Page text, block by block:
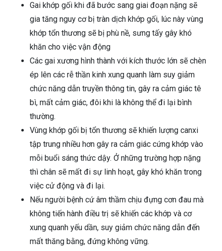
Gai khớp gối khi đã bước sang giai đoạn nặng sẽ
gia tăng nguy cơ bị tràn dịch khớp gối, lúc này vùng
khớp tổn thương sẽ bị phù nề, sưng tấy gây khó
khăn cho việc vận động
Các gai xương hình thành với kích thước lớn sẽ chèn
ép lên các rễ thần kinh xung quanh làm suy giảm
chức năng dẫn truyền thông tin, gây ra cảm giác tê
bì, mất cảm giác, đôi khi là không thể đi lại bình
thường.
Vùng khớp gối bị tổn thương sẽ khiến lượng canxi
tập trung nhiều hơn gây ra cảm giác cứng khớp vào
mỗi buổi sáng thức dậy. Ở những trường hợp nặng
thì chân sẽ mất đi sự linh hoạt, gây khó khăn trong
việc cử động và đi lại.
Nếu người bệnh cứ âm thầm chịu đựng cơn đau mà
không tiến hành điều trị sẽ khiến các khớp và cơ
xung quanh yếu dần, suy giảm chức năng dẫn đến
mất thăng bằng, đứng không vững.